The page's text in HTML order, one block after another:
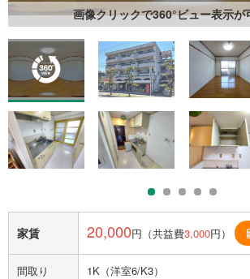
画像クリックで360°ビュー表示が
家賃 20,000円（共益費3,000円）
間取り 1K（洋室6/K3）